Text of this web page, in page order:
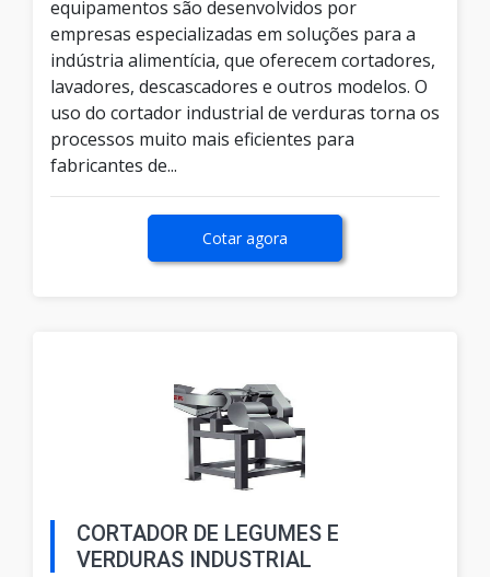
equipamentos são desenvolvidos por
empresas especializadas em soluções para a
indústria alimentícia, que oferecem cortadores,
lavadores, descascadores e outros modelos. O
uso do cortador industrial de verduras torna os
processos muito mais eficientes para
fabricantes de...
Cotar agora
CORTADOR DE LEGUMES E
VERDURAS INDUSTRIAL